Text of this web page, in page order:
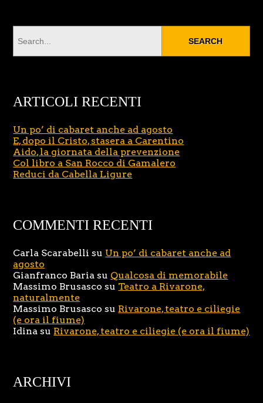
ARTICOLI RECENTI
Un po’ di cabaret anche ad agosto
E, dopo il Cristo, stasera a Carentino
Aido, la giornata della prevenzione
Col libro a San Rocco di Gamalero
Reduci da Cabella Ligure
COMMENTI RECENTI
Carla Scarabelli su Un po’ di cabaret anche ad
agosto
Gianfranco Baria su Qualcosa di memorabile
Massimo Brusasco su Teatro a Rivarone,
naturalmente
Massimo Brusasco su Rivarone, teatro e ciliegie
(e ora il fiume)
Idina su Rivarone, teatro e ciliegie (e ora il fiume)
ARCHIVI